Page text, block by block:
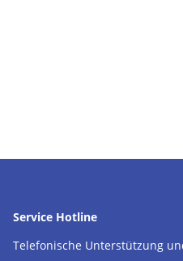
Service Hotline
Telefonische Unterstützung